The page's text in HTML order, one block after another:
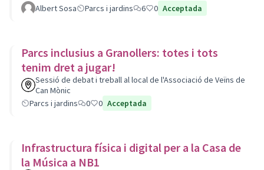
Albert Sosa Parcs i jardins 6 0 Acceptada
Parcs inclusius a Granollers: totes i tots
tenim dret a jugar!
Sessió de debat i treball al local de l'Associació de Veïns de
Can Mònic
Parcs i jardins
0 0 Acceptada
Infrastructura física i digital per a la Casa de
la Música a NB1